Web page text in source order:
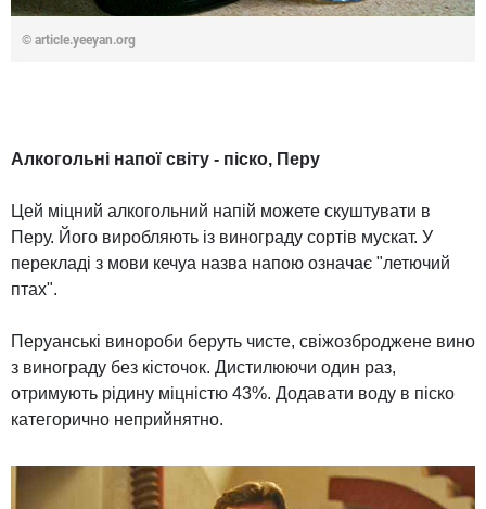
© article.yeeyan.org
Алкогольні напої світу - піско, Перу
Цей міцний алкогольний напій можете скуштувати в
Перу. Його виробляють із винограду сортів мускат. У
перекладі з мови кечуа назва напою означає "летючий
птах".
Перуанські винороби беруть чисте, свіжозброджене вино
з винограду без кісточок. Дистилюючи один раз,
отримують рідину міцністю 43%. Додавати воду в піско
категорично неприйнятно.